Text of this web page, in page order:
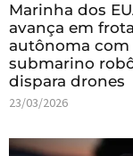
Marinha dos
avança em frota
autônoma com
submarino
dispara drones
23/03/2026